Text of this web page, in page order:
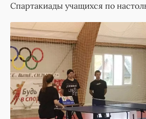
Спартакиады учащихся по